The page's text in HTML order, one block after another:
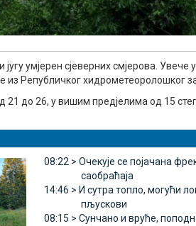
умјерен сјеверних смјерова. Увече
из Републичког хидрометеоролошког
21 до 26, у вишим предјелима од 15
08:22 > Очекује се појачана
саобраћаја
14:46 > И сутра топло, могући
пљускови
08:15 > Сунчано и вруће,